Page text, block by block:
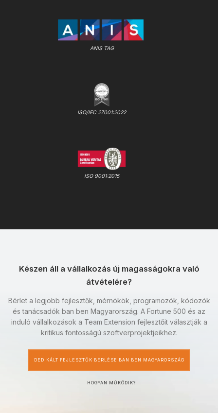
ANIS TAG
ISO/IEC 27001:2022
ISO 9001:2015
Készen áll a vállalkozás új magasságokra való
átvételére?
Bérlet a legjobb fejlesztők, mérnökök, programozók, kódozók
és tanácsadók ban ben Magyarország. A Fortune 500 és az
induló vállalkozások a Team Extension fejlesztőit választják a
kritikus fontosságú szoftverprojektjeikhez.
DEDIKÁLT FEJLESZTŐK BÉRLÉSE BAN BEN MAGYARORSZÁG
HOGYAN MŰKÖDIK?